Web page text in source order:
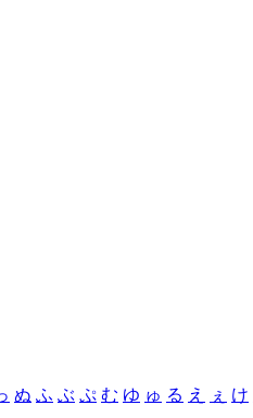
ぬ ふ ぶ ぷ む ゆ ゅ る え ぇ け